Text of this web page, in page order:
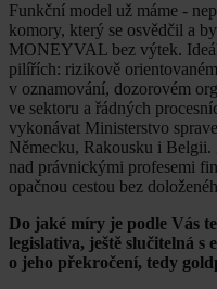
Funkční model už máme -
komory, který se osvědčil a
MONEYVAL bez výtek.
pilířích: rizikově
v oznamování, dozorovém
ve sektoru a řádných
vykonávat Ministerstvo
Německu, Rakousku i Belgii.
nad právnickými profesemi
opačnou cestou bez
Do jaké míry je podle Vás
legislativa, ještě slučitelná
o jeho překročení, tedy